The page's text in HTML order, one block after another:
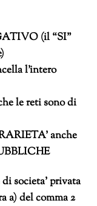
(il “SI”
l’intero
le reti sono di
anche
societa’ privata
a) del comma 2